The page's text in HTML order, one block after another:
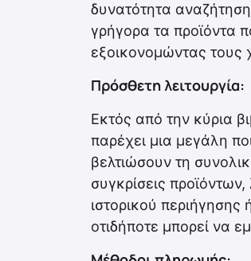
δυνατότητα
γρήγορα τα προϊόντα
εξοικονομώντας τους
Πρόσθετη λειτουργία:
Εκτός από την κύρια
παρέχει μια μεγάλη
βελτιώσουν τη
συγκρίσεις
ιστορικού
οτιδήποτε μπορεί να